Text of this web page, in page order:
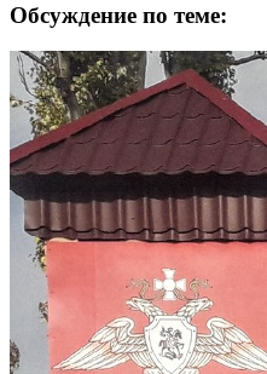
Обсуждение по теме: